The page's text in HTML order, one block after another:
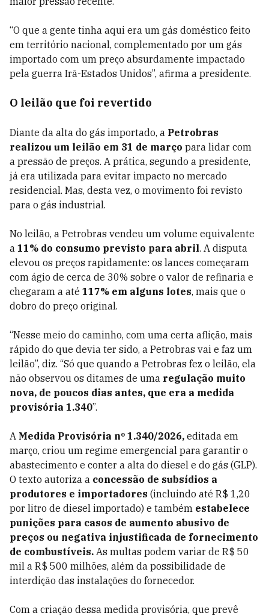
“O que a gente tinha aqui era um gás doméstico feito
em território nacional, complementado por um gás
importado com um preço absurdamente impactado
pela guerra Irã-Estados Unidos”, afirma a presidente.
O leilão que foi revertido
Diante da alta do gás importado, a Petrobras
realizou um leilão em 31 de março para lidar com
a pressão de preços. A prática, segundo a presidente,
já era utilizada para evitar impacto no mercado
residencial. Mas, desta vez, o movimento foi revisto
para o gás industrial.
No leilão, a Petrobras vendeu um volume equivalente
a 11% do consumo previsto para abril. A disputa
elevou os preços rapidamente: os lances começaram
com ágio de cerca de 30% sobre o valor de refinaria e
chegaram a até 117% em alguns lotes, mais que o
dobro do preço original.
“Nesse meio do caminho, com uma certa aflição, mais
rápido do que devia ter sido, a Petrobras vai e faz um
leilão”, diz. “Só que quando a Petrobras fez o leilão, ela
não observou os ditames de uma regulação muito
nova, de poucos dias antes, que era a medida
provisória 1.340”.
A Medida Provisória nº 1.340/2026, editada em
março, criou um regime emergencial para garantir o
abastecimento e conter a alta do diesel e do gás (GLP).
O texto autoriza a concessão de subsídios a
produtores e importadores (incluindo até R$ 1,20
por litro de diesel importado) e também estabelece
punições para casos de aumento abusivo de
preços ou negativa injustificada de fornecimento
de combustíveis. As multas podem variar de R$ 50
mil a R$ 500 milhões, além da possibilidade de
interdição das instalações do fornecedor.
Com a criação dessa medida provisória, que prevê